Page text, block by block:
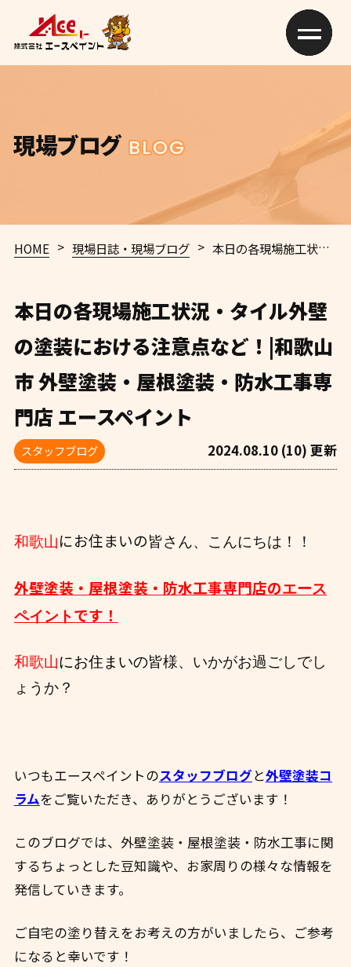
現場ブログ BLOG
HOME > 現場日誌・現場ブログ > 本日の各現場施工状況・タイル外壁の塗装における注意点など！|和歌山市 外壁塗装・屋根塗装・防水工事専門店 エースペイント
本日の各現場施工状況・タイル外壁
の塗装における注意点など！|和歌山
市 外壁塗装・屋根塗装・防水工事専
門店 エースペイント
スタッフブログ 2024.08.10 (10) 更新
和歌山にお住まいの皆さん、こんにちは！！
外壁塗装・屋根塗装・防水工事専門店のエース
ペイントです！
和歌山にお住まいの皆様、いかがお過ごしでし
ょうか？
いつもエースペイントのスタッフブログと外壁塗装コ
ラムをご覧いただき、ありがとうございます！
このブログでは、外壁塗装・屋根塗装・防水工事に関
するちょっとした豆知識や、お家周りの様々な情報を
発信していきます。
ご自宅の塗り替えをお考えの方がいましたら、ご参考
になると幸いです！